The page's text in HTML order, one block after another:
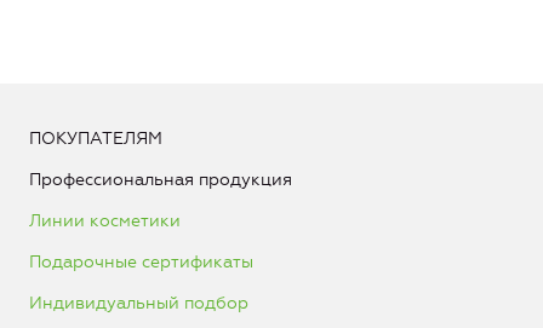
ПОКУПАТЕЛЯМ
Профессиональная продукция
Линии косметики
Подарочные сертификаты
Индивидуальный подбор